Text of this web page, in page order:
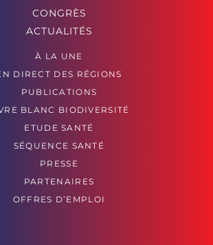
CONGRÈS
ACTUALITÉS
À LA UNE
DIRECT DES RÉGIONS
PUBLICATIONS
BLANC BIODIVERSITÉ
ETUDE SANTÉ
SÉQUENCE SANTÉ
PRESSE
PARTENAIRES
OFFRES D’EMPLOI